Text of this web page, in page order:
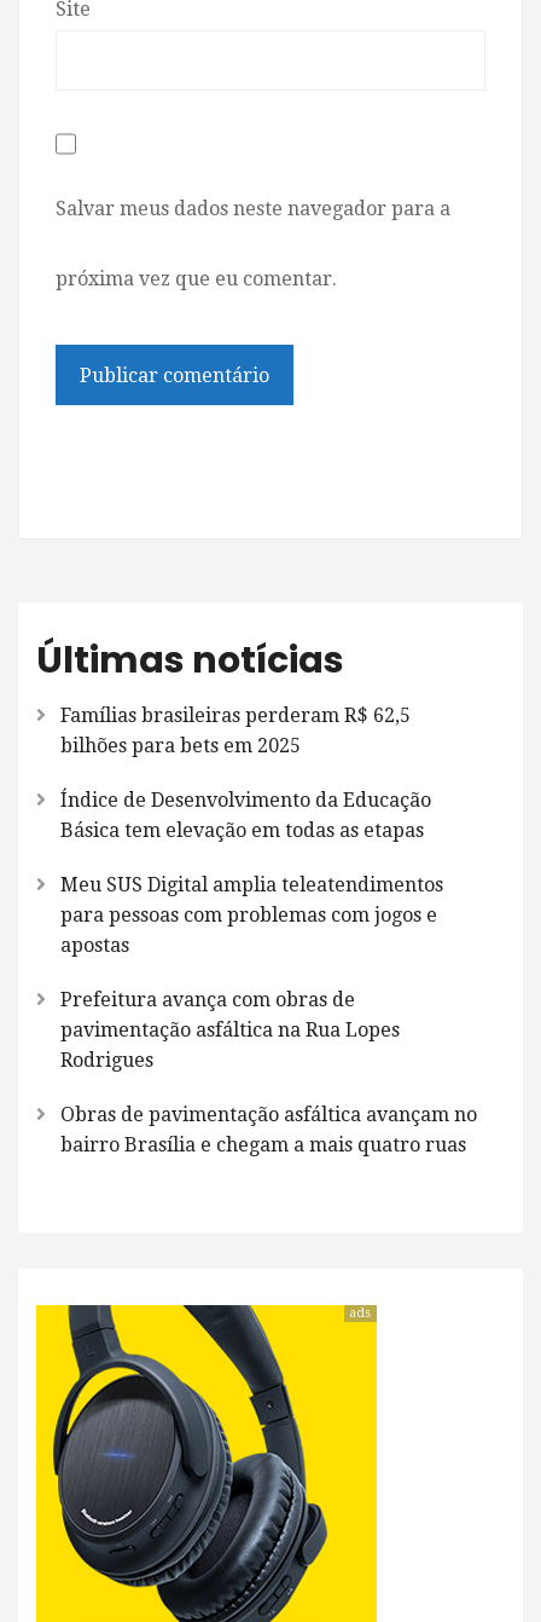
Site
Salvar meus dados neste navegador para a
próxima vez que eu comentar.
Últimas notícias
Famílias brasileiras perderam R$ 62,5
bilhões para bets em 2025
Índice de Desenvolvimento da Educação
Básica tem elevação em todas as etapas
Meu SUS Digital amplia teleatendimentos
para pessoas com problemas com jogos e
apostas
Prefeitura avança com obras de
pavimentação asfáltica na Rua Lopes
Rodrigues
Obras de pavimentação asfáltica avançam no
bairro Brasília e chegam a mais quatro ruas
ads